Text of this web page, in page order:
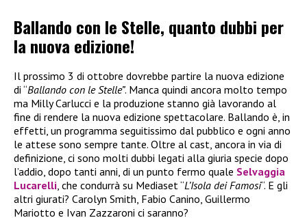
Ballando con le Stelle, quanto dubbi per
la nuova edizione!
Il prossimo 3 di ottobre dovrebbe partire la nuova edizione
di “Ballando con le Stelle”. Manca quindi ancora molto tempo
ma Milly Carlucci e la produzione stanno già lavorando al
fine di rendere la nuova edizione spettacolare. Ballando è, in
effetti, un programma seguitissimo dal pubblico e ogni anno
le attese sono sempre tante. Oltre al cast, ancora in via di
definizione, ci sono molti dubbi legati alla giuria specie dopo
l’addio, dopo tanti anni, di un punto fermo quale Selvaggia
Lucarelli , che condurrà su Mediaset “L’Isola dei Famosi“. E gli
altri giurati? Carolyn Smith, Fabio Canino, Guillermo
Mariotto e Ivan Zazzaroni ci saranno?